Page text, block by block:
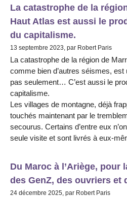
La catastrophe de la
Haut Atlas est aussi le
du capitalisme.
13 septembre 2023, par Robert Paris
La catastrophe de la région de
comme bien d’autres séismes,
pas seulement… C’est aussi le
capitalisme.
Les villages de montagne, déjà
touchés maintenant par le
secourus. Certains d’entre eux
seule visite et sont livrés à eux-
Du Maroc à l’Ariège, pour
des GenZ, des ouvriers et
24 décembre 2025, par Robert Paris